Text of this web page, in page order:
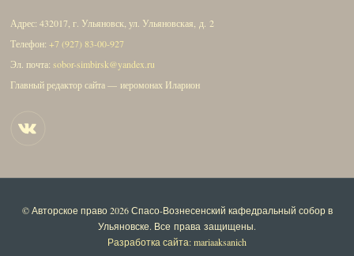
Адрес: 432017, г. Ульяновск, ул. Ульяновская, д. 2
Телефон:+7 (927) 83-00-927
Эл. почта:sobor-simbirsk@yandex.ru
Главный редактор сайта — иеромонах Иларион
© Авторское право 2026Спасо-Вознесенский кафедральный собор в
Ульяновске. Все права защищены.
Разработка сайта: mariaaksanich